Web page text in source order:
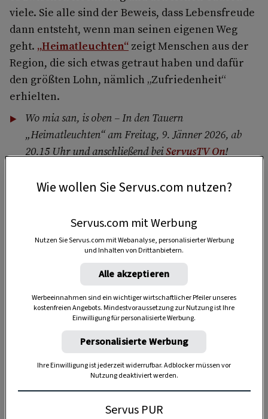
viele. Sie alle sind der Beweis, dass Lebensfreude
dann entsteht, wenn man seinen eigenen Weg
geht. „Heimatleuchten“ zeigt Menschen aus der
Region, die sich etwas getraut haben und dafür
den größten Lohn, nämlich „Zufriedenheit“
erhielten.
Wo mia san, is oben – In den Tauern
„Heimatleuchten“ am Freitag, 9. Jänner 2026, ab
20.15 Uhr und anschließend beiServusTV On!
5 Portionen
Wie wollen Sie Servus.com nutzen?
Servus.com mit Werbung
Nutzen Sie Servus.com mit Webanalyse, personalisierter Werbung
und Inhalten von Drittanbietern.
Alle akzeptieren
Werbeeinnahmen sind ein wichtiger wirtschaftlicher Pfeiler unseres
kostenfreien Angebots. Mindestvoraussetzung zur Nutzung ist Ihre
Einwilligung für personalisierte Werbung.
Personalisierte Werbung
Ihre Einwilligung ist jederzeit widerrufbar. Adblocker müssen vor
Nutzung deaktiviert werden.
Servus PUR